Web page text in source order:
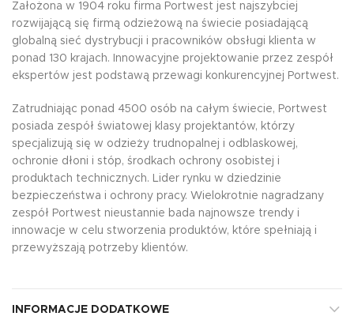
Założona w 1904 roku firma Portwest jest najszybciej
rozwijającą się firmą odzieżową na świecie posiadającą
globalną sieć dystrybucji i pracowników obsługi klienta w
ponad 130 krajach. Innowacyjne projektowanie przez zespół
ekspertów jest podstawą przewagi konkurencyjnej Portwest.
Zatrudniając ponad 4500 osób na całym świecie, Portwest
posiada zespół światowej klasy projektantów, którzy
specjalizują się w odzieży trudnopalnej i odblaskowej,
ochronie dłoni i stóp, środkach ochrony osobistej i
produktach technicznych. Lider rynku w dziedzinie
bezpieczeństwa i ochrony pracy. Wielokrotnie nagradzany
zespół Portwest nieustannie bada najnowsze trendy i
innowacje w celu stworzenia produktów, które spełniają i
przewyższają potrzeby klientów.
INFORMACJE DODATKOWE